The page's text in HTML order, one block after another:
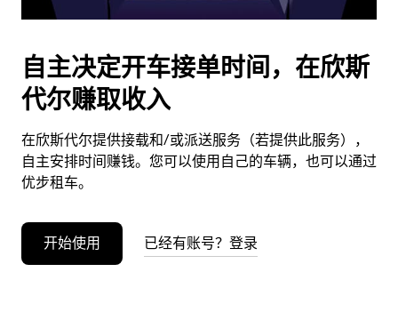
闭
日
历。
自主决定开车接单时间，在欣斯
代尔赚取收入
在欣斯代尔提供接载和/或派送服务（若提供此服务），
自主安排时间赚钱。您可以使用自己的车辆，也可以通过
优步租车。
开始使用 已经有账号？登录